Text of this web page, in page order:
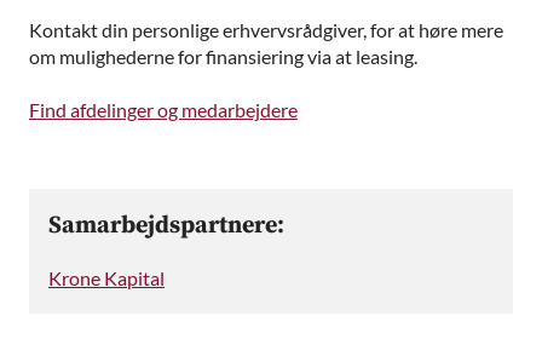
Kontakt din personlige erhvervsrådgiver, for at høre mere
om mulighederne for finansiering via at leasing.
Find afdelinger og medarbejdere
Samarbejdspartnere:
Krone Kapital